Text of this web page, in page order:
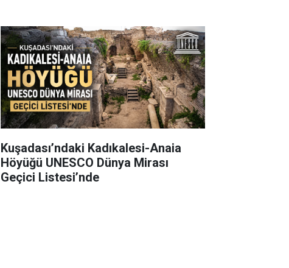
Kuşadası’ndaki Kadıkalesi-Anaia
Höyüğü UNESCO Dünya Mirası
Geçici Listesi’nde